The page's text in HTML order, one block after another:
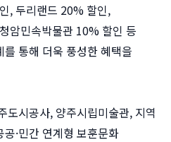
, 두리랜드 20% 할인,
암민속박물관 10% 할인 등
통해 더욱 풍성한 혜택을
도시공사, 양주시립미술관, 지역
·민간 연계형 보훈문화